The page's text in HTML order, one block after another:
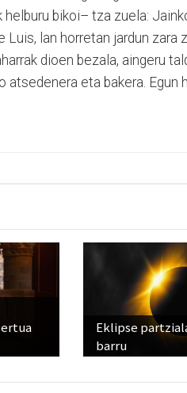
helburu bikoi– tza zuela:
Luis, lan horretan jardun zara
dioen bezala, aingeru
atsedenera eta bakera. Egun
Eklipse
barru